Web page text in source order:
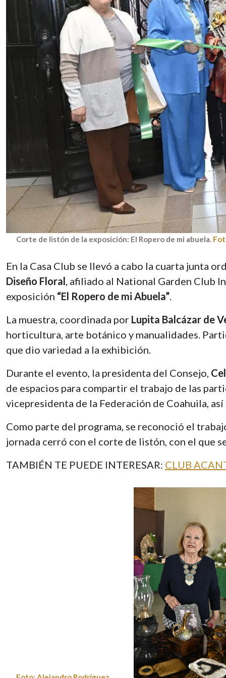
Corte de listón de la exposición: El Ropero de mi abuela.
En la Casa Club se llevó a cabo la cuarta junta
Diseño Floral, afiliado al National Garden Club
exposición “El Ropero de mi Abuela”.
La muestra, coordinada por Lupita Balcázar de
horticultura, arte botánico y manualidades.
que dio variedad a la exhibición.
Durante el evento, la presidenta del Consejo,
de espacios para compartir el trabajo de las
vicepresidenta de la Federación de Coahuila,
Como parte del programa, se reconoció el
jornada cerró con el corte de listón, con el que
TAMBIÉN TE PUEDE INTERESAR: CLUB